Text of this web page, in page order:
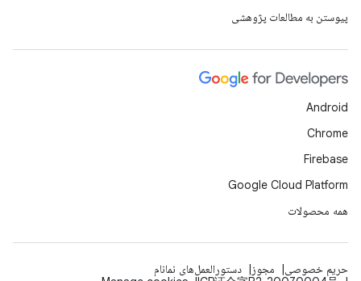
پیوستن به مطالعات پژوهشی
Android
Chrome
Firebase
Google Cloud Platform
همه محصولات
حریم خصوصی مجوز
دستورالعمل‌های نمانام